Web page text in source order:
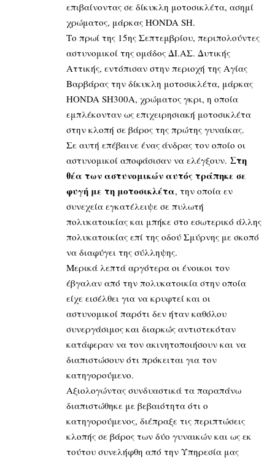
επιβαίνοντας σε δίκυκλη μοτοσικλέτα, ασημί
χρώματος, μάρκας HONDA SH.
Το πρωί της 15ης Σεπτεμβρίου, περιπολούντες
αστυνομικοί της ομάδος ΔΙ.ΑΣ. Δυτικής
Αττικής, εντόπισαν στην περιοχή της Αγίας
Βαρβάρας την δίκυκλη μοτοσικλέτα, μάρκας
HONDA SH300A, χρώματος γκρι, η οποία
εμπλέκονταν ως επιχειρησιακή μοτοσικλέτα
στην κλοπή σε βάρος της πρώτης γυναίκας.
Σε αυτή επέβαινε ένας άνδρας τον οποίο οι
αστυνομικοί αποφάσισαν να ελέγξουν. Στη
θέα των αστυνομικών αυτός τράπηκε σε
φυγή με τη μοτοσικλέτα, την οποία εν
συνεχεία εγκατέλειψε σε πυλωτή
πολυκατοικίας και μπήκε στο εσωτερικό άλλης
πολυκατοικίας επί της οδού Σμύρνης με σκοπό
να διαφύγει της σύλληψης.
Μερικά λεπτά αργότερα οι ένοικοι τον
έβγαλαν από την πολυκατοικία στην οποία
είχε εισέλθει για να κρυφτεί και οι
αστυνομικοί παρότι δεν ήταν καθόλου
συνεργάσιμος και διαρκώς αντιστεκόταν
κατάφεραν να τον ακινητοποιήσουν και να
διαπιστώσουν ότι πρόκειται για τον
κατηγορούμενο.
Αξιολογώντας συνδυαστικά τα παραπάνω
διαπιστώθηκε με βεβαιότητα ότι ο
κατηγορούμενος, διέπραξε τις περιπτώσεις
κλοπής σε βάρος των δύο γυναικών και ως εκ
τούτου συνελήφθη από την Υπηρεσία μας